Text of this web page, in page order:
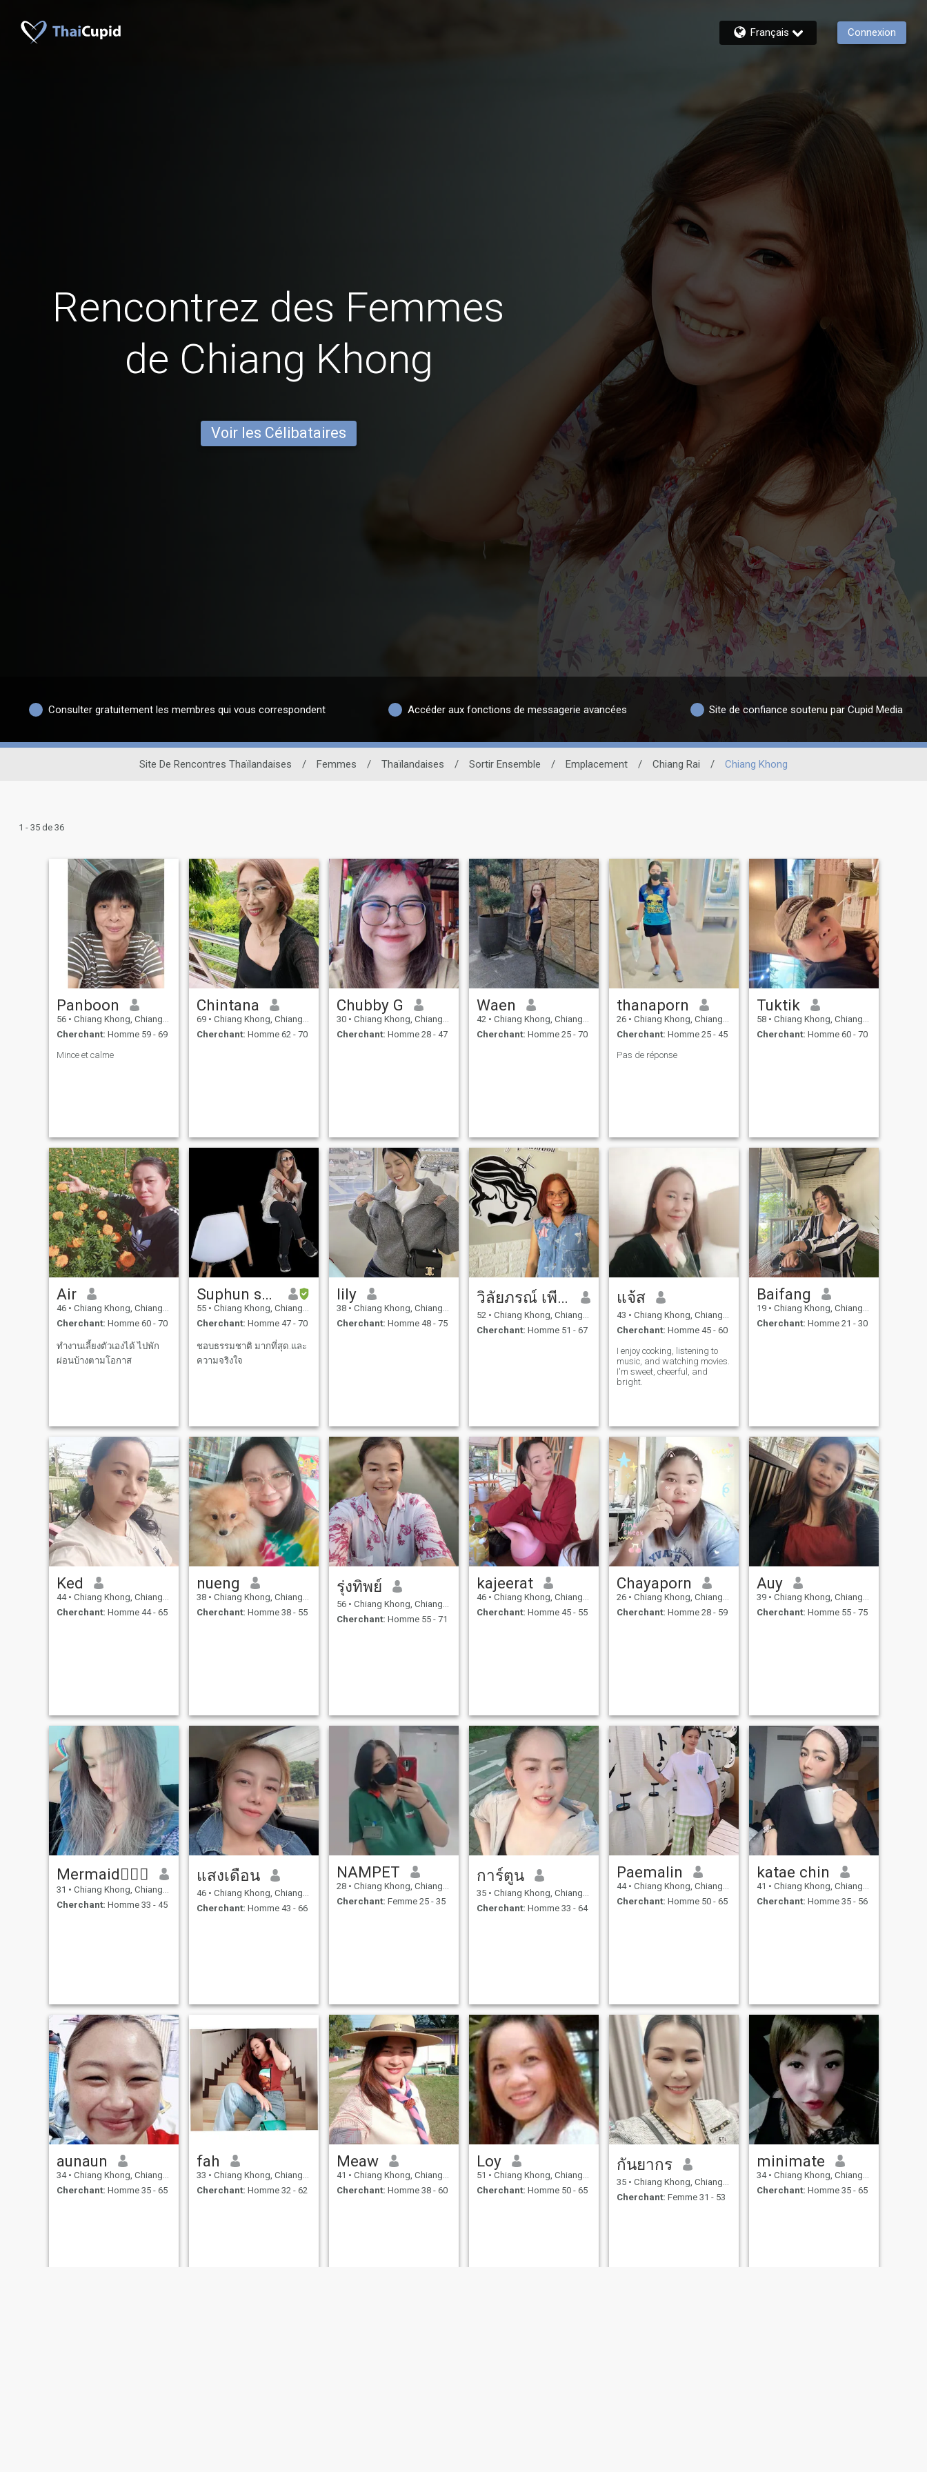
Français Connexion
Rencontrez des Femmes
de Chiang Khong
Voir les Célibataires
Consulter gratuitement les membres qui vous correspondent Accéder aux fonctions de messagerie avancées Site de confiance soutenu par Cupid Media
Site De Rencontres Thaïlandaises / Femmes / Thaïlandaises / Sortir Ensemble / Emplacement / Chiang Rai / Chiang Khong
1 - 35 de 36
Panboon
56 • Chiang Khong, Chiang Rai, Thailande
Cherchant: Homme 59 - 69
Mince et calme
Chintana
69 • Chiang Khong, Chiang Rai, Thailande
Cherchant: Homme 62 - 70
Chubby G
30 • Chiang Khong, Chiang Rai, Thailande
Cherchant: Homme 28 - 47
Waen​
42 • Chiang Khong, Chiang Rai, Thailande
Cherchant: Homme 25 - 70
thanaporn
26 • Chiang Khong, Chiang Rai, Thailande
Cherchant: Homme 25 - 45
Pas de réponse
Tuktik
58 • Chiang Khong, Chiang Rai, Thailande
Cherchant: Homme 60 - 70
Air
46 • Chiang Khong, Chiang Rai, Thailande
Cherchant: Homme 60 - 70
ทำงานเลี้ยงตัวเองได้ ไปพัก
ผ่อนบ้างตามโอกาส
Suphun saramee
55 • Chiang Khong, Chiang Rai, Thailande
Cherchant: Homme 47 - 70
ชอบธรรมชาติ มากที่สุด.และ
ความจริงใจ
lily
38 • Chiang Khong, Chiang Rai, Thailande
Cherchant: Homme 48 - 75
วิลัยภรณ์ เพียรกล้า
52 • Chiang Khong, Chiang Rai, Thailande
Cherchant: Homme 51 - 67
แจ้ส
43 • Chiang Khong, Chiang Rai, Thailande
Cherchant: Homme 45 - 60
I enjoy cooking, listening to
music, and watching movies.
I'm sweet, cheerful, and
bright.
Baifang
19 • Chiang Khong, Chiang Rai, Thailande
Cherchant: Homme 21 - 30
Ked
44 • Chiang Khong, Chiang Rai, Thailande
Cherchant: Homme 44 - 65
nueng
38 • Chiang Khong, Chiang Rai, Thailande
Cherchant: Homme 38 - 55
รุ่งทิพย์
56 • Chiang Khong, Chiang Rai, Thailande
Cherchant: Homme 55 - 71
kajeerat
46 • Chiang Khong, Chiang Rai, Thailande
Cherchant: Homme 45 - 55
Chayaporn
26 • Chiang Khong, Chiang Rai, Thailande
Cherchant: Homme 28 - 59
Auy
39 • Chiang Khong, Chiang Rai, Thailande
Cherchant: Homme 55 - 75
Mermaid🧜🏻‍♀️
31 • Chiang Khong, Chiang Rai, Thailande
Cherchant: Homme 33 - 45
แสงเดือน
46 • Chiang Khong, Chiang Rai, Thailande
Cherchant: Homme 43 - 66
NAMPET
28 • Chiang Khong, Chiang Rai, Thailande
Cherchant: Femme 25 - 35
การ์ตูน
35 • Chiang Khong, Chiang Rai, Thailande
Cherchant: Homme 33 - 64
Paemalin
44 • Chiang Khong, Chiang Rai, Thailande
Cherchant: Homme 50 - 65
katae chin
41 • Chiang Khong, Chiang Rai, Thailande
Cherchant: Homme 35 - 56
aunaun
34 • Chiang Khong, Chiang Rai, Thailande
Cherchant: Homme 35 - 65
fah
33 • Chiang Khong, Chiang Rai, Thailande
Cherchant: Homme 32 - 62
Meaw
41 • Chiang Khong, Chiang Rai, Thailande
Cherchant: Homme 38 - 60
Loy
51 • Chiang Khong, Chiang Rai, Thailande
Cherchant: Homme 50 - 65
กันยากร
35 • Chiang Khong, Chiang Rai, Thailande
Cherchant: Femme 31 - 53
minimate
34 • Chiang Khong, Chiang Rai, Thailande
Cherchant: Homme 35 - 65